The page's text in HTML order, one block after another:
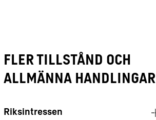
Fler tillstånd och
allmänna handlingar
Riksintressen